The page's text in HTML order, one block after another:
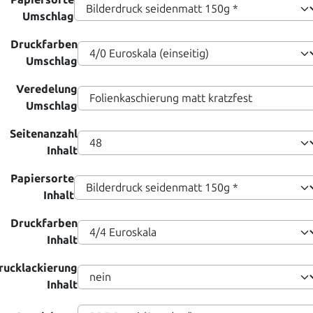
Umschlag
Druckfarben
Umschlag
Veredelung
Umschlag
Seitenanzahl
Inhalt
Papiersorte
Inhalt
Druckfarben
Inhalt
Inhalt